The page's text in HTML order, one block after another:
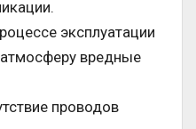
эксплуатации
вредные
проводов